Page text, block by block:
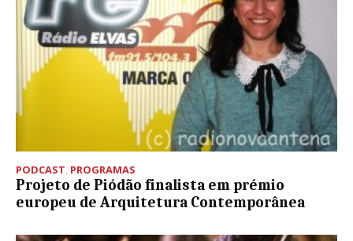
PODCAST, PROGRAMAS
Projeto de Piódão finalista em prémio
europeu de Arquitetura Contemporânea